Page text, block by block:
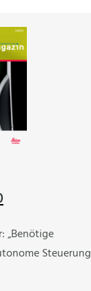
„Benötige
Steuerung